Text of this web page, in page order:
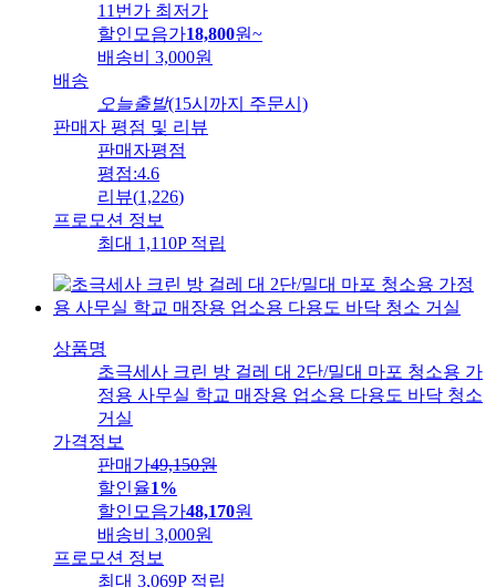
11번가 최저가
할인모음가18,800원~
배송비
3,000원
배송
오늘출발(15시까지 주문시)
판매자 평점 및 리뷰
판매자평점
평점:4.6
리뷰(1,226)
프로모션 정보
최대 1,110P 적립
상품명
초극세사 크린 방 걸레 대 2단/밀대 마포 청소용 가
정용 사무실 학교 매장용 업소용 다용도 바닥 청소
거실
가격정보
판매가49,150원
할인율1%
할인모음가48,170원
배송비
3,000원
프로모션 정보
최대 3,069P 적립